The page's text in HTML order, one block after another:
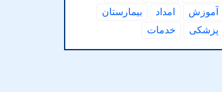
آموزش
امداد
بیمارستان
پزشكی
خدمات